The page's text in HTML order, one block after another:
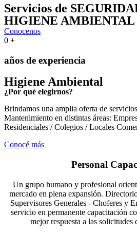
Servicios de
HIGIENE AMBIENTAL
Conocenos
0 +
años de experiencia
Higiene Ambiental
¿Por qué elegirnos?
Brindamos una amplia oferta de
Mantenimiento en distintas áreas:
Residenciales / Colegios / Locales
Conocé más
Personal
Un grupo humano y profesional
mercado en plena expansión.
Supervisores Generales - Choferes y
servicio en permanente capacitación
mejor respuesta a las solicitudes